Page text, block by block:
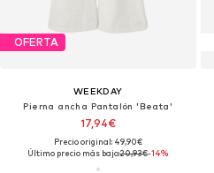
OFERTA
WEEKDAY
Pierna ancha Pantalón 'Beata'
17,94€
Precio original: 49,90€
Último precio más bajo:20,93€-14%